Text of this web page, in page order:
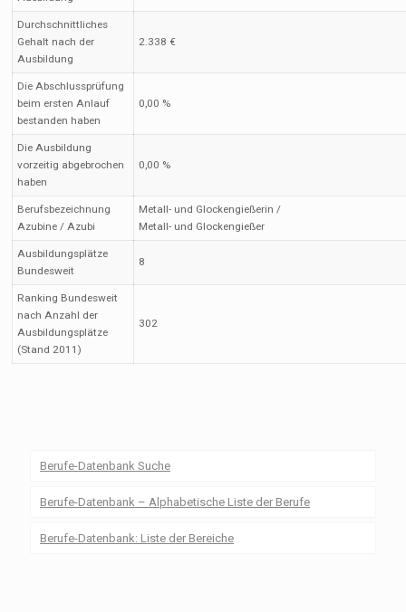
Durchschnittliches
Gehalt nach der
Ausbildung
2.338 €
Die Abschlussprüfung
beim ersten Anlauf
bestanden haben
0,00 %
Die Ausbildung
vorzeitig abgebrochen
haben
0,00 %
Berufsbezeichnung
Azubine / Azubi
Metall- und Glockengießerin /
Metall- und Glockengießer
Ausbildungsplätze
Bundesweit
8
Ranking Bundesweit
nach Anzahl der
Ausbildungsplätze
(Stand 2011)
302
Berufe-Datenbank Suche
Berufe-Datenbank – Alphabetische Liste der Berufe
Berufe-Datenbank: Liste der Bereiche